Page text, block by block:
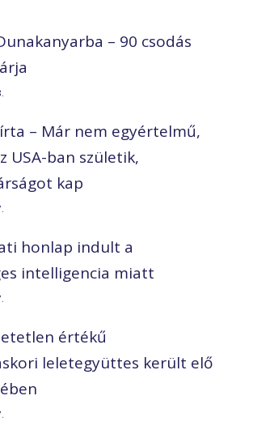
– 90 csodás
– Már nem egyértelmű,
USA-ban születik,
kap
honlap indult a
intelligencia miatt
értékű
leletegyüttes került elő